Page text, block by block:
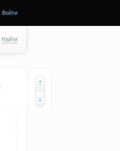
Войти
Найти